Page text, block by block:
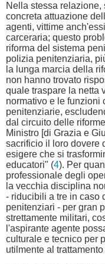
Nella stessa
concreta attuazione
agenti, vittime
carceraria; questo
riforma del sistema
polizia penitenziaria,
la lunga marcia della
non hanno trovato
quale traspare la netta
normativo e le funzioni
penitenziarie,
dal circuito delle
Ministro [di Grazia e
sacrificio il loro dovere
esigere che si
educatori" (4). Per
professionale degli
la vecchia disciplina
- riducibili a tre in caso
penitenziari - per gran
strettamente militari,
l'aspirante agente
culturale e tecnico per
utilmente al